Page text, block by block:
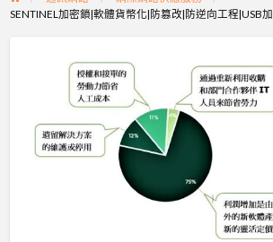
SENTINEL加密鎖|軟體貨幣化|防篡改|防逆向工程|USB